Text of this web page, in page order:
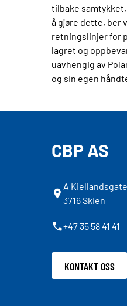
tilbake
å gjøre dette, ber
retningslinjer for
lagret og
uavhengig av
og sin egen
CBP AS
A
3716 Skien
+47 35 58 41 41
KONTAKT OSS